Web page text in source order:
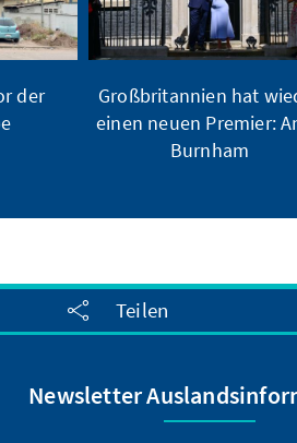
der
Großbritannien hat
einen neuen Premier:
Burnham
Teilen
Newsletter